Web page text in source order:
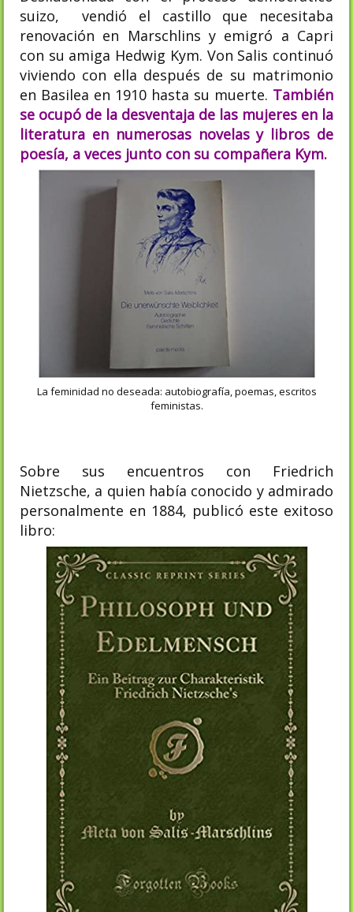
suizo, vendió el castillo que necesitaba
renovación en Marschlins y emigró a Capri
con su amiga Hedwig Kym. Von Salis continuó
viviendo con ella después de su matrimonio
en Basilea en 1910 hasta su muerte. También
se ocupó de la desventaja de las mujeres en la
literatura en numerosas novelas y libros de
poesía, a veces junto con su compañera Kym.
La feminidad no deseada: autobiografía, poemas, escritos
feministas.
Sobre sus encuentros con Friedrich
Nietzsche, a quien había conocido y admirado
personalmente en 1884, publicó este exitoso
libro: